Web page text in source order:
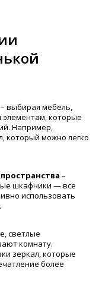
– выбирая мебель,
элементам, которые
Например,
который можно легко
–
шкафчики — все
использовать
светлые
комнату.
зеркал, которые
более